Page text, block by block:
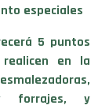
especiales
5 puntos
en la
y forrajes, y